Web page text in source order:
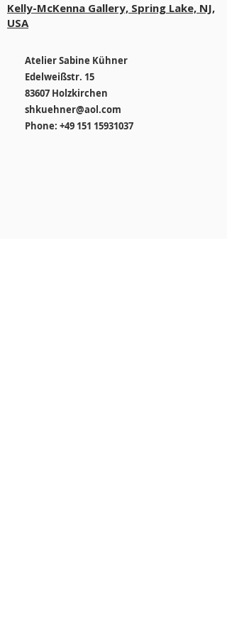
stärken. Hier können Sie zeigen,
Kelly-McKenna Gallery, Spring Lake, NJ,
USA
Atelier Sabine Kühner
Edelweißstr. 15
83607 Holzkirchen
shkuehner@aol.com
Phone: +49 151 15931037